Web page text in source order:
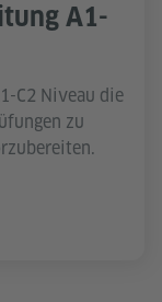
A1-
C2 Niveau die
zu